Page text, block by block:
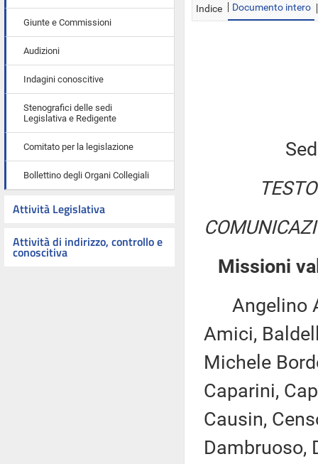
Giunte e Commissioni
Audizioni
Indagini conoscitive
Stenografici delle sedi
Legislativa e Redigente
Comitato per la legislazione
Bollettino degli Organi Collegiali
Attività Legislativa
Attività di indirizzo, controllo e
conoscitiva
Indice Documento intero
Missioni
Angelino
Amici,
Michele
Caparini,
Causin,
Dambruoso,